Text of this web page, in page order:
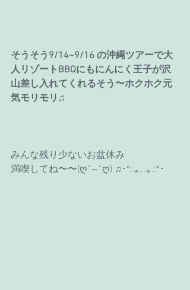
そうそう9/14~9/16 の沖縄ツアーで大
人リゾートBBQにもにんにく王子が沢
山差し入れてくれるそう〜ホクホク元
気モリモリ♫
みんな残り少ないお盆休み
満喫してね〜〜(ღ˘⌣˘ღ) ♫･*:.｡. .｡.:*･